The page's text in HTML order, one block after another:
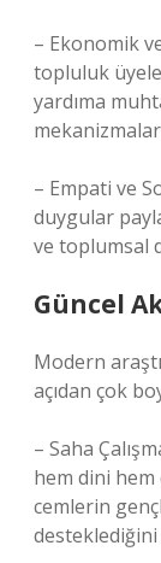
– Ekonomik
topluluk
yardıma
– Empati ve
duygular
ve toplumsal
Güncel
Modern
açıdan çok
– Saha
hem dini
cemlerin